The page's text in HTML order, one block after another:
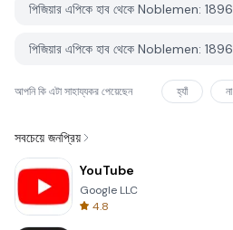
আপনি কি এটা সাহায্যকর পেয়েছেন হ্যাঁ না
সবচেয়ে জনপ্রিয়
YouTube
Google LLC
4.8